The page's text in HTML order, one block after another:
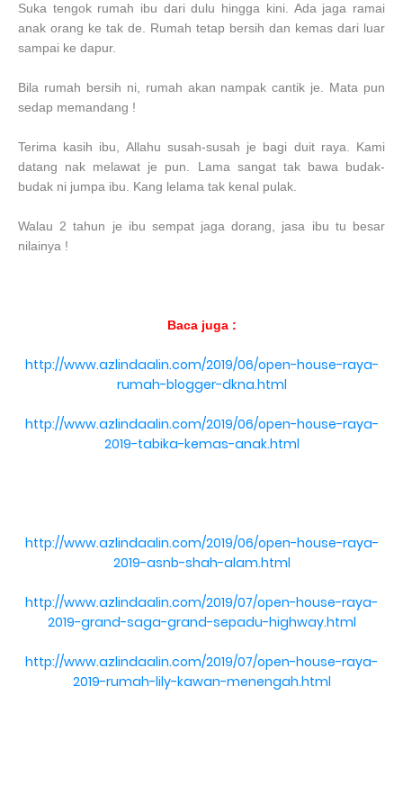
Suka tengok rumah ibu dari dulu hingga kini. Ada jaga ramai
anak orang ke tak de. Rumah tetap bersih dan kemas dari luar
sampai ke dapur.
Bila rumah bersih ni, rumah akan nampak cantik je. Mata pun
sedap memandang !
Terima kasih ibu, Allahu susah-susah je bagi duit raya. Kami
datang nak melawat je pun. Lama sangat tak bawa budak-
budak ni jumpa ibu. Kang lelama tak kenal pulak.
Walau 2 tahun je ibu sempat jaga dorang, jasa ibu tu besar
nilainya !
Baca juga :
http://www.azlindaalin.com/2019/06/open-house-raya-
rumah-blogger-dkna.html
http://www.azlindaalin.com/2019/06/open-house-raya-
2019-tabika-kemas-anak.html
http://www.azlindaalin.com/2019/06/open-house-raya-
2019-asnb-shah-alam.html
http://www.azlindaalin.com/2019/07/open-house-raya-
2019-grand-saga-grand-sepadu-highway.html
http://www.azlindaalin.com/2019/07/open-house-raya-
2019-rumah-lily-kawan-menengah.html